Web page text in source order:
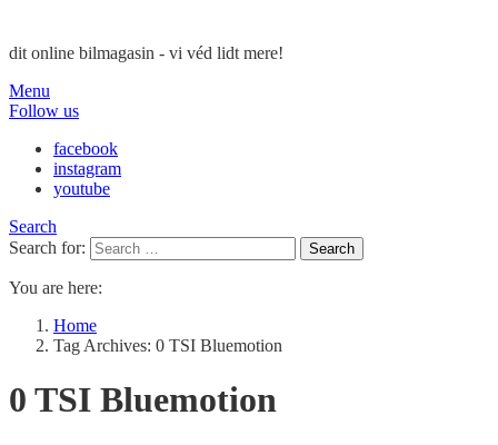
dit online bilmagasin - vi véd lidt mere!
Menu
Follow us
facebook
instagram
youtube
Search
Search for:
Search
You are here:
Home
Tag Archives: 0 TSI Bluemotion
0 TSI Bluemotion